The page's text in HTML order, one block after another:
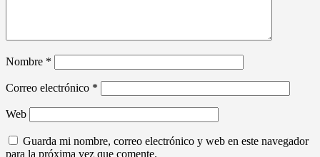
Nombre *
Correo electrónico *
Web
Guarda mi nombre, correo electrónico y web en este navegador
para la próxima vez que comente.